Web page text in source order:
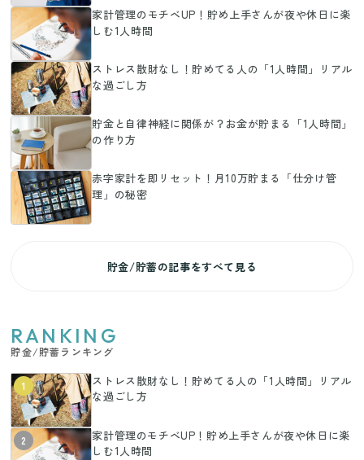
家計管理のモチベUP！貯め上手さんが夜や休日に楽
しむ1人時間
ストレス散財なし！貯めてる人の「1人時間」リアル
な過ごし方
貯金と自律神経に関係が？お金が貯まる「1人時間」
の作り方
赤字家計を即リセット！月10万貯まる「仕分け管
理」の秘密
貯金/貯蓄の記事をすべて見る
RANKING
貯金/貯蓄ランキング
1
ストレス散財なし！貯めてる人の「1人時間」リアル
な過ごし方
2
家計管理のモチベUP！貯め上手さんが夜や休日に楽
しむ1人時間